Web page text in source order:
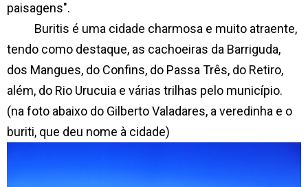
paisagens".
Buritis é uma cidade charmosa e muito atraente,
tendo como destaque, as cachoeiras da Barriguda,
dos Mangues, do Confins, do Passa Três, do Retiro,
além, do Rio Urucuia e várias trilhas pelo município.
(na foto abaixo do Gilberto Valadares, a veredinha e o
buriti, que deu nome à cidade)